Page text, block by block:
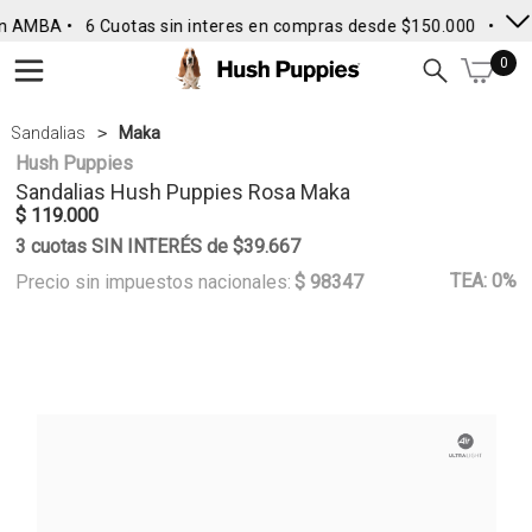
• 6 Cuotas sin interes en compras desde $150.000 •
0
Sandalias Maka
Hush Puppies
Sandalias Hush Puppies Rosa Maka
$ 119.000
3 cuotas SIN INTERÉS de $39.667
Precio sin impuestos nacionales: $ 98347 TEA: 0%